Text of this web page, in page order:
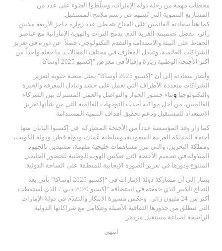
محطات مهمة من رحلة دولة الإمارات، وسلّطوا الضوء على عدد من
المشاريع التنموية التي تُسهم في رسم ملامح المستقبل.
كما هنأ سعادته القائمين على الجناح بتخطي عدد زواره حاجز الأربعة ملايين
زائر، بفضل تصميمه الفريد الذي يدمج التراث والهوية الإماراتية مع عناصر
الحفاظ على البيئة والاستدامة والتقدم التكنولوجي، فضلاً عن دوره في تعزيز
الشراكات العالمية، وتبادل المعارف في مختلف المجالات، ما جعله واحداً من
أكثر الأجنحة الوطنية زيارةً وإقبالاً في معرض "إكسبو 2025 أوساكا .
وأشار سعادته إلى أن "إكسبو 2025 أوساكا" يمثل منصة حيوية لتعزيز
الشراكات متعددة الأطراف التي تعمل على حشد وتبادل المعرفة والخبرة
والتكنولوجيا وبناء جسور الحوار والتواصل والعمل المشترك بين الشركاء
العالميين، من أجل مواكبة أحدث التوجهات العالمية التي من شأنها تعزيز
الاستعداد للمستقبل ودعم تحقيق أهداف التنمية المستدامة
كما زار وفد المؤسسة عدداً من الأجنحة المشاركة في إكسبوا اليابان منها
أجنحة المملكة العربية السعودية، وسلطنة عُمان، ودولة قطر، ودولة الكويت،
ومملكة البحرين، والتي تبرز مساهمات خليجية ملهمة، مشيدين بالجهود
المبذولة في تصميم الأجنحة التي تعكس الهوية الوطنية للحضور الخليجي
المتنوع ودورها في تعزيز الصورة الإيجابية للمنطقة على الساحة الدولية.
يشار إلى أن مشاركة دولة الإمارات في “إكسبو 2025 أوساكا” تأتي بعد
النجاح الكبير الذي حققته في استضافة “إكسبو 2020 دبي”، الذي استقطب
أكثر من 24 مليون زائر،
وعكس مسيرة الابتكار والتقدّم في دولة الإمارات
التي تنطلق من جذورها الثقافية الأصيلة وتتكامل مع شراكاتها الدولية
الراسخة لصياغة مستقبل مزدهر.
انتهى